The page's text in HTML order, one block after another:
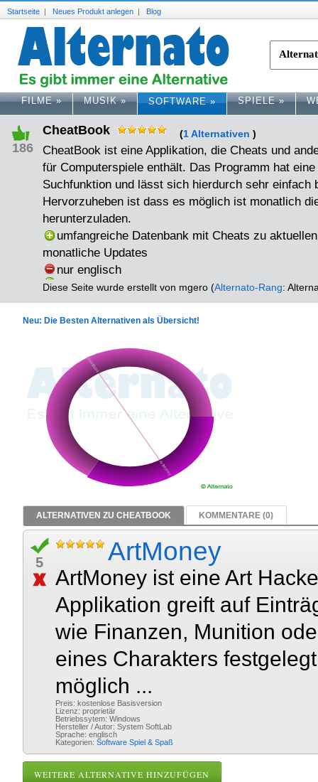
Startseite | Neues Produkt anlegen | Blog
FILME» MUSIK» SOFTWARE» SPIELE»
186
CheatBook (1 Alternativen )
CheatBook ist eine Applikation, die Cheats und
für Computerspiele enthält. Das Programm hat
Suchfunktion und lässt sich hierdurch sehr einfach
Hervorzuheben ist dass es möglich ist monatlich
herunterzuladen.
umfangreiche Datenbank mit Cheats zu
monatliche Updates
nur englisch
Diese Seite wurde erstellt von mgero (Alternato-Rang:
Neu: Die Besten Alternativen als Übersicht!
ALTERNATIVEN ZU CHEATBOOK KOMMENTARE (0)
5 ArtMoney
ArtMoney ist eine Art
Applikation greift auf
wie Finanzen, Munition
eines Charakters
möglich ...
Preis: kostenlose Basisversion
Lizenz: proprietär
Betriebssytem: Windows
Hersteller / Autor: System SoftLab
Sprache: englisch
Kategorien: Software Spiel & Spaß
WEITERE ALTERNATIVE HINZUFÜGEN